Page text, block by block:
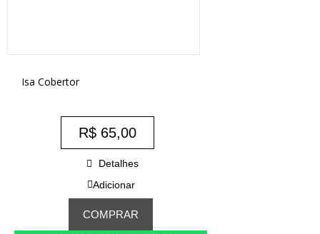
Isa Cobertor
R$65,00
Detalhes
Adicionar
COMPRAR